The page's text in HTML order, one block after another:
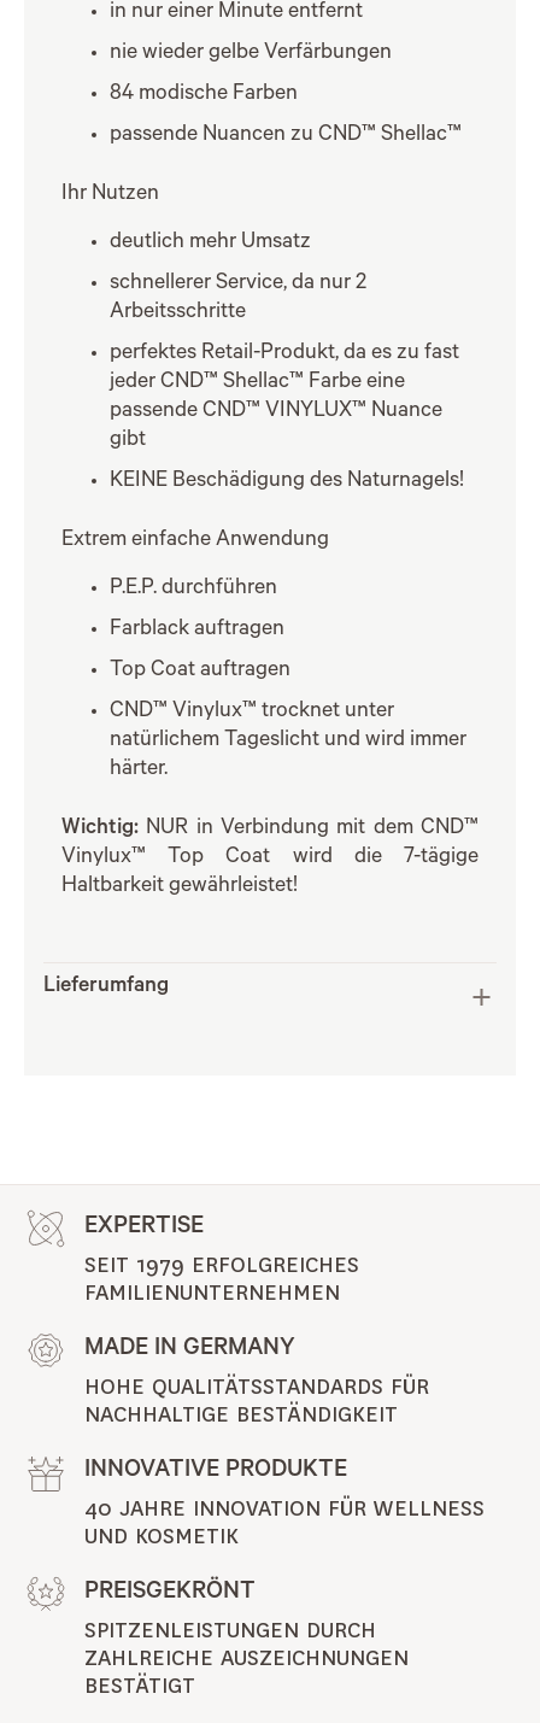
in nur einer Minute entfernt
nie wieder gelbe Verfärbungen
84 modische Farben
passende Nuancen zu CND™ Shellac™
Ihr Nutzen
deutlich mehr Umsatz
schnellerer Service, da nur 2
Arbeitsschritte
perfektes Retail-Produkt, da es zu fast
jeder CND™ Shellac™ Farbe eine
passende CND™ VINYLUX™ Nuance
gibt
KEINE Beschädigung des Naturnagels!
Extrem einfache Anwendung
P.E.P. durchführen
Farblack auftragen
Top Coat auftragen
CND™ Vinylux™ trocknet unter
natürlichem Tageslicht und wird immer
härter.
Wichtig: NUR in Verbindung mit dem CND™
Vinylux™ Top Coat wird die 7-tägige
Haltbarkeit gewährleistet!
Lieferumfang
EXPERTISE
SEIT 1979 ERFOLGREICHES
FAMILIENUNTERNEHMEN
MADE IN GERMANY
HOHE QUALITÄTSSTANDARDS FÜR
NACHHALTIGE BESTÄNDIGKEIT
INNOVATIVE PRODUKTE
40 JAHRE INNOVATION FÜR WELLNESS
UND KOSMETIK
PREISGEKRÖNT
SPITZENLEISTUNGEN DURCH
ZAHLREICHE AUSZEICHNUNGEN
BESTÄTIGT